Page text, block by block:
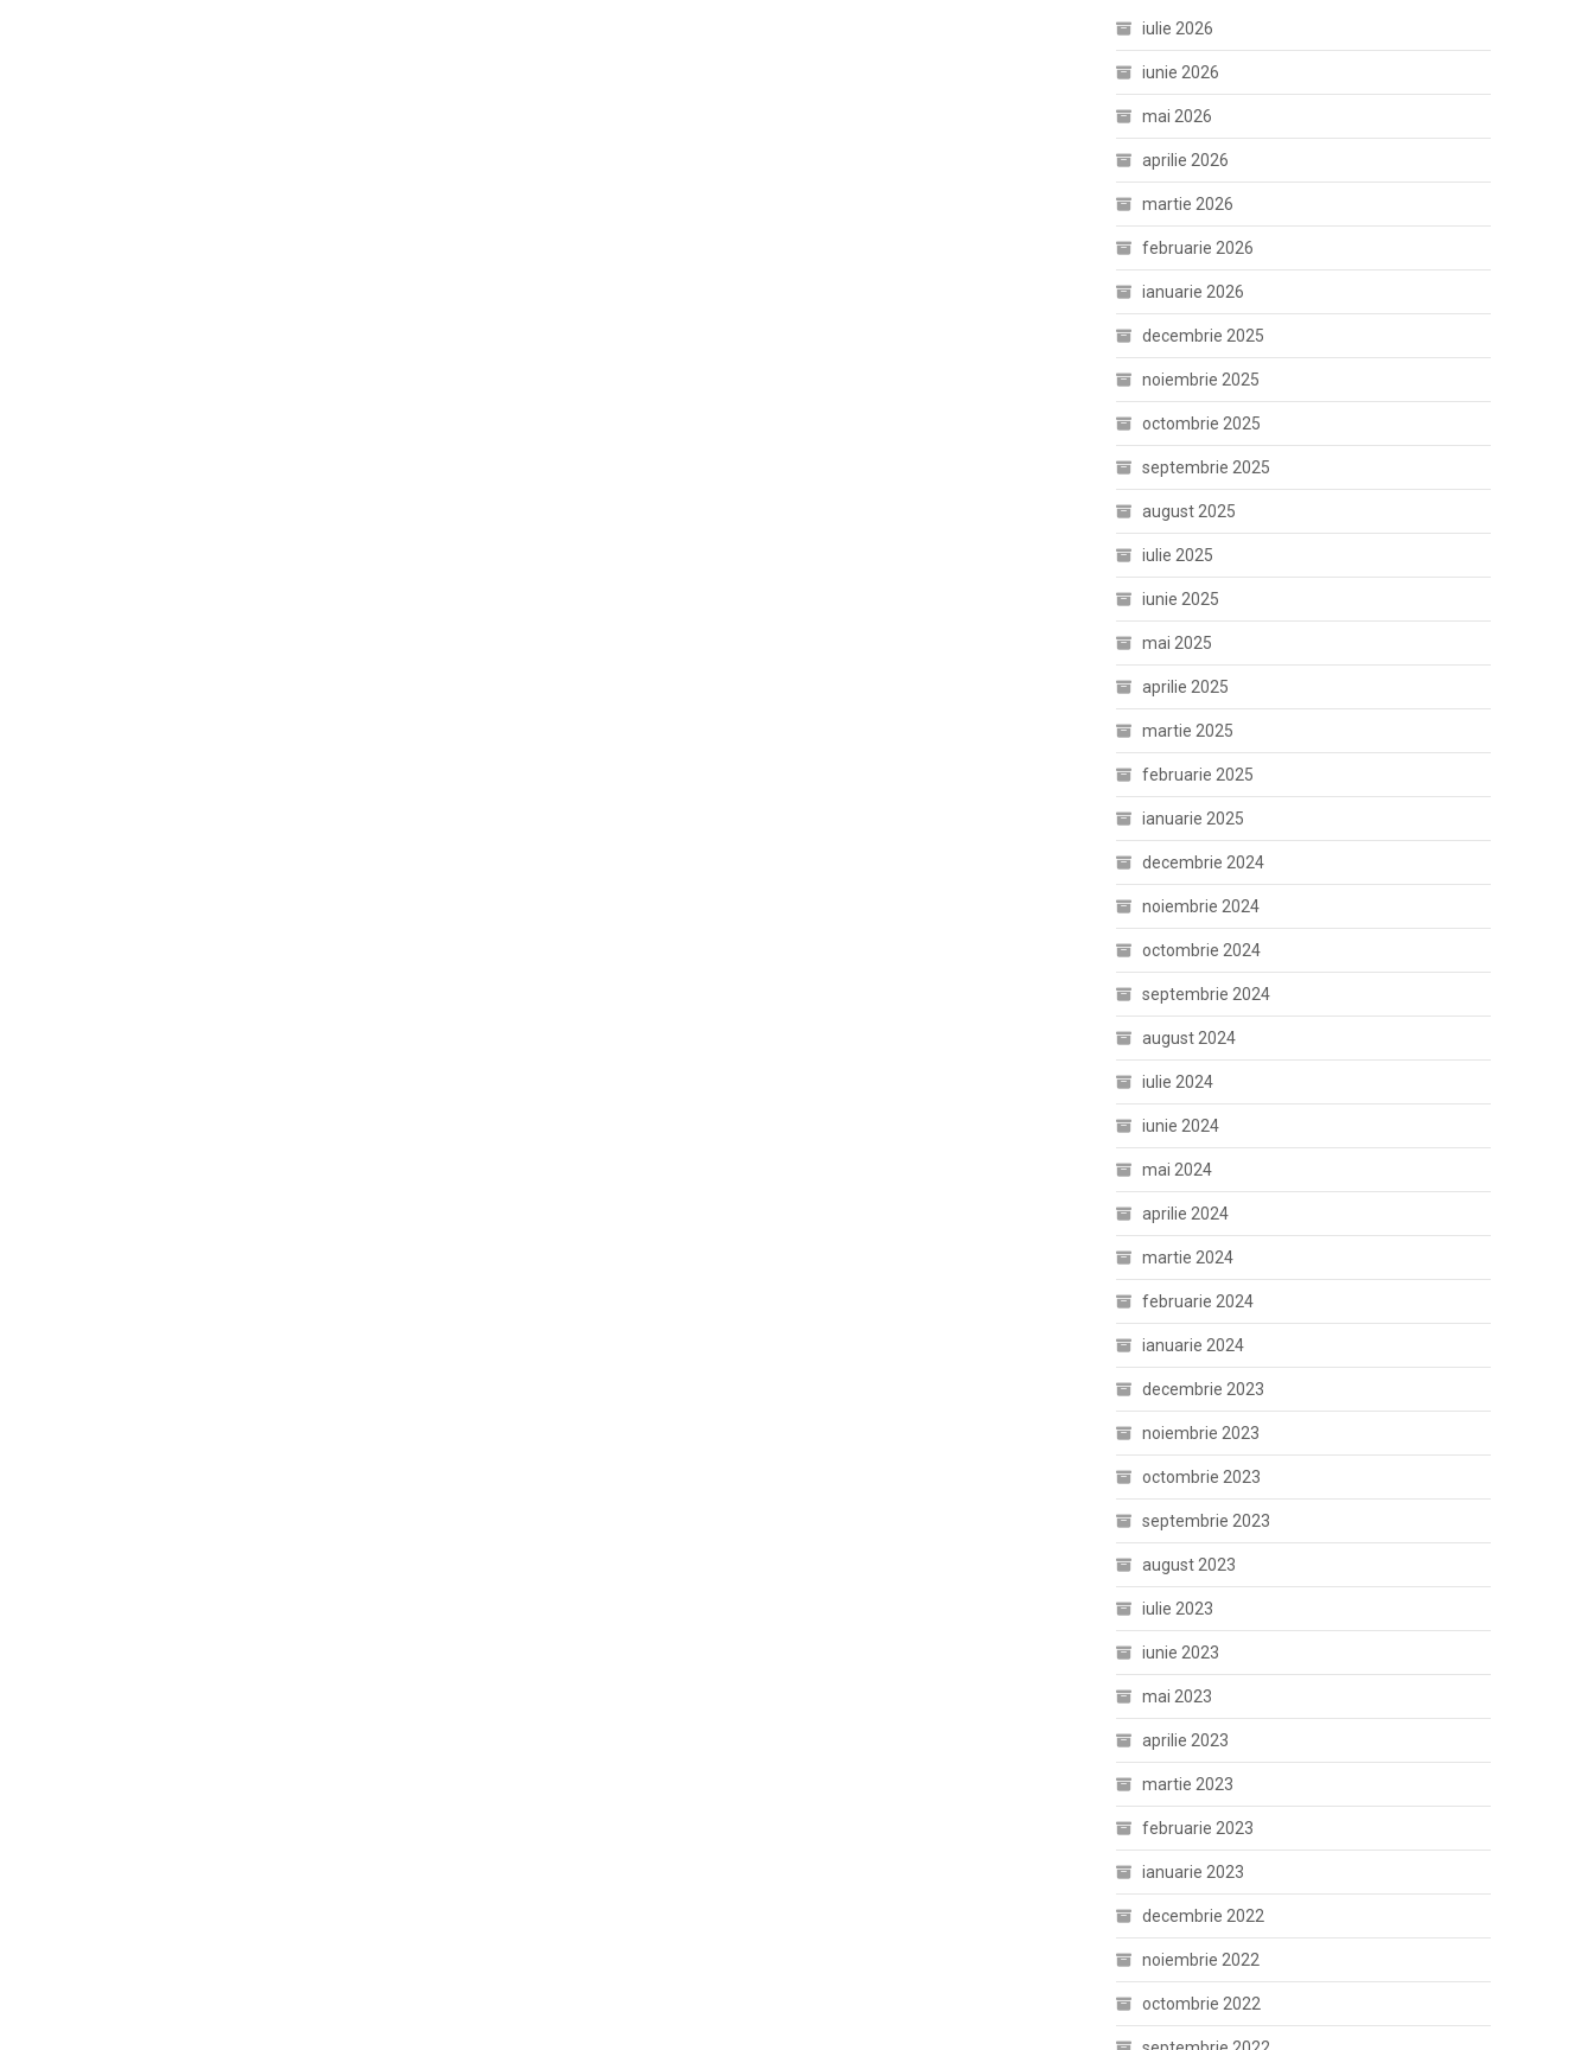
iulie 2026
iunie 2026
mai 2026
aprilie 2026
martie 2026
februarie 2026
ianuarie 2026
decembrie 2025
noiembrie 2025
octombrie 2025
septembrie 2025
august 2025
iulie 2025
iunie 2025
mai 2025
aprilie 2025
martie 2025
februarie 2025
ianuarie 2025
decembrie 2024
noiembrie 2024
octombrie 2024
septembrie 2024
august 2024
iulie 2024
iunie 2024
mai 2024
aprilie 2024
martie 2024
februarie 2024
ianuarie 2024
decembrie 2023
noiembrie 2023
octombrie 2023
septembrie 2023
august 2023
iulie 2023
iunie 2023
mai 2023
aprilie 2023
martie 2023
februarie 2023
ianuarie 2023
decembrie 2022
noiembrie 2022
octombrie 2022